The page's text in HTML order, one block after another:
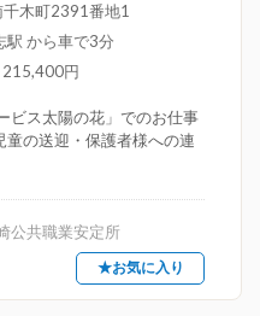
木町2391番地1
駅 から車で3分
円
ビス太陽の花」でのお仕事
童の送迎・保護者様への連
公共職業安定所
★お気に入り